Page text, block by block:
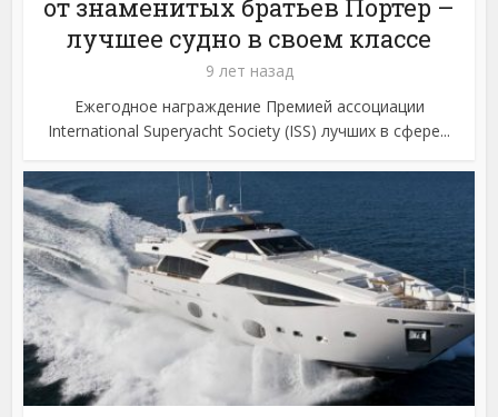
от знаменитых братьев Портер –
лучшее судно в своем классе
9 лет назад
Ежегодное награждение Премией ассоциации
International Superyacht Society (ISS) лучших в сфере...